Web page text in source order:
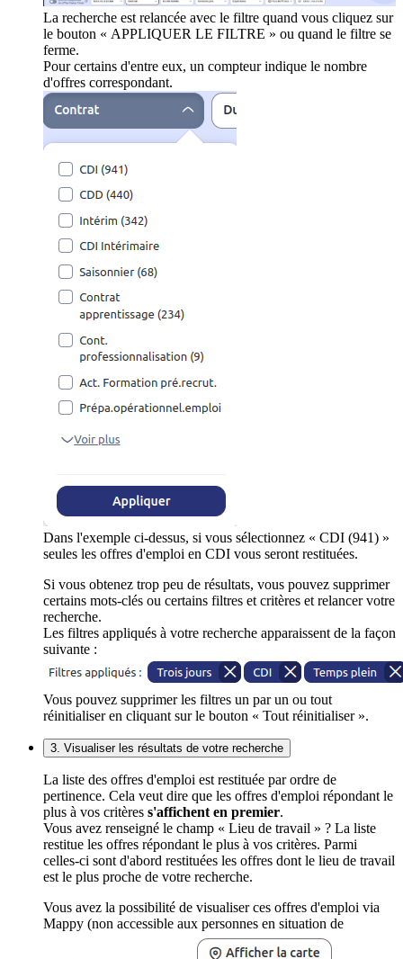
La recherche est relancée avec le filtre quand vous cliquez sur
le bouton « APPLIQUER LE FILTRE » ou quand le filtre se
ferme.
Pour certains d'entre eux, un compteur indique le nombre
d'offres correspondant.
Dans l'exemple ci-dessus, si vous sélectionnez « CDI (941) »
seules les offres d'emploi en CDI vous seront restituées.
Si vous obtenez trop peu de résultats, vous pouvez supprimer
certains mots-clés ou certains filtres et critères et relancer votre
recherche.
Les filtres appliqués à votre recherche apparaissent de la façon
suivante :
Vous pouvez supprimer les filtres un par un ou tout
réinitialiser en cliquant sur le bouton « Tout réinitialiser ».
3. Visualiser les résultats de votre recherche
La liste des offres d'emploi est restituée par ordre de
pertinence. Cela veut dire que les offres d'emploi répondant le
plus à vos critères s'affichent en premier.
Vous avez renseigné le champ « Lieu de travail » ? La liste
restitue les offres répondant le plus à vos critères. Parmi
celles-ci sont d'abord restituées les offres dont le lieu de travail
est le plus proche de votre recherche.
Vous avez la possibilité de visualiser ces offres d'emploi via
Mappy (non accessible aux personnes en situation de